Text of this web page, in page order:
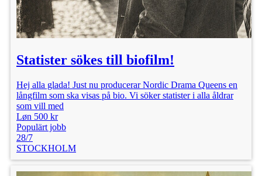
Statister sökes till biofilm!
Hej alla glada! Just nu producerar Nordic Drama Queens en
långfilm som ska visas på bio. Vi söker statister i alla åldrar
som vill med
Løn 500 kr
Populärt jobb
28/7
STOCKHOLM